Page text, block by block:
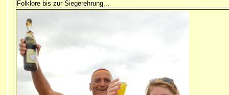
Folklore bis zur Siegerehrung...